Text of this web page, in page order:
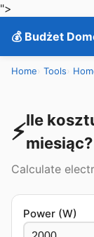
">
💰 Budżet
Home Tools
⚡Ile
miesiąc?
Calculate
Power (W)